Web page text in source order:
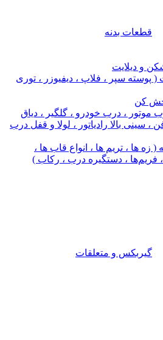
قطعات بدنه
و دیلایت
( پوسته سپر ، فلاپ ، دیفیوزر ، توری
کن
موتور ، درب خودرو ، گلگیر ، دیاق
، سینی بالا رادیاتور ، لولا و قفل درب
( زه ها ، تریم ها ، انواع قاب ها ،
فریم‌ها ، دستگیره درب ، رکاب )
گیربکس و متعلقات